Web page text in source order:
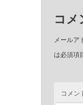
コメ
メールア
は必須項
コメン